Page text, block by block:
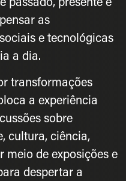
as
e tecnológicas
a dia.
transformações
a experiência
sobre
cultura, ciência,
meio de exposições e
despertar a